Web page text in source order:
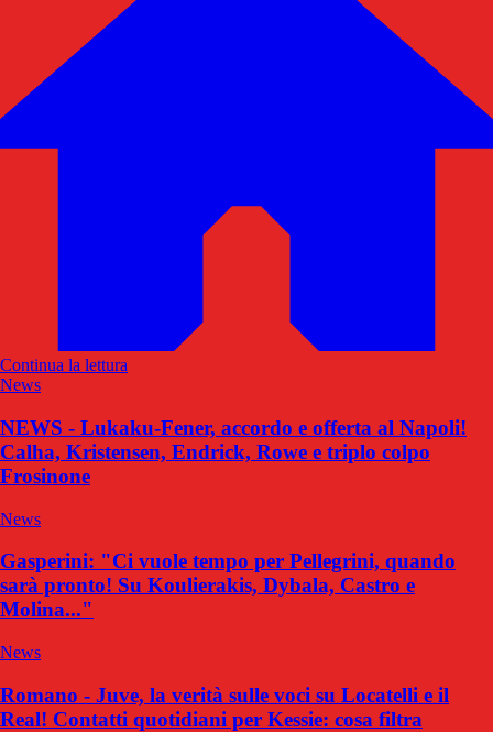
Continua la lettura
News
NEWS - Lukaku-Fener, accordo e offerta al Napoli!
Calha, Kristensen, Endrick, Rowe e triplo colpo
Frosinone
News
Gasperini: "Ci vuole tempo per Pellegrini, quando
sarà pronto! Su Koulierakis, Dybala, Castro e
Molina..."
News
Romano - Juve, la verità sulle voci su Locatelli e il
Real! Contatti quotidiani per Kessie: cosa filtra